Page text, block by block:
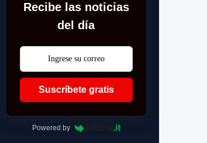
Recibe las noticias
del día
Suscríbete gratis
Powered by